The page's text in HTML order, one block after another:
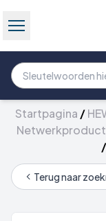
Startpagina /
/
Terug naar